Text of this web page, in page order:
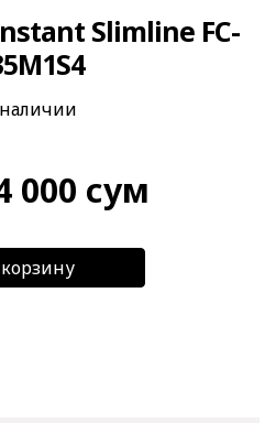
Slimline FC-
000 сум